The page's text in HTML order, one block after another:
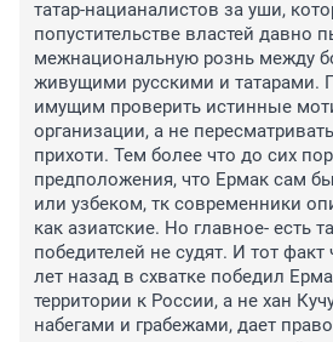
татар-нацианалистов за уши,
попустительстве властей давно
межнациональную рознь между
живущими русскими и татарами.
имущим проверить истинные
организации, а не
прихоти. Тем более что до сих
предположения, что Ермак сам
или узбеком, тк современники
как азиатские. Но главное- есть
победителей не судят. И тот факт
лет назад в схватке победил
территории к России, а не хан
набегами и грабежами, дает